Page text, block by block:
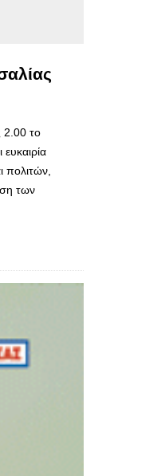
2.00 το
πολιτών,
των